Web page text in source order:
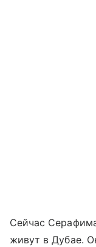
Сейчас
живут в Дубае.